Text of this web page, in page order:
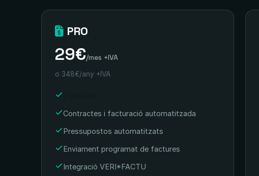
PRO
29€/mes +IVA
o 348€/any +IVA
Contractes i facturació automatitzada
Pressupostos automatitzats
Enviament programat de factures
Integració VERI*FACTU